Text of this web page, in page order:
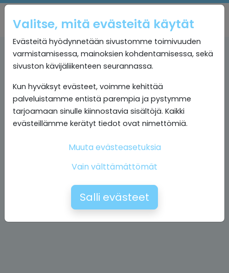
Valitse, mitä evästeitä käytät
Evästeitä hyödynnetään sivustomme toimivuuden
varmistamisessa, mainoksien kohdentamisessa, sekä
sivuston kävijäliikenteen seurannassa.
Kun hyväksyt evästeet, voimme kehittää
palveluistamme entistä parempia ja pystymme
tarjoamaan sinulle kiinnostavia sisältöjä. Kaikki
evästeillämme kerätyt tiedot ovat nimettömiä.
Muuta evästeasetuksia
Vain välttämättömät
Salli evästeet